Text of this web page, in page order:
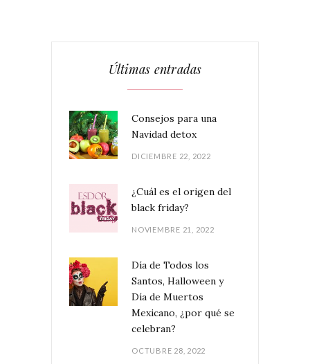
Últimas entradas
Consejos para una
Navidad detox
DICIEMBRE 22, 2022
¿Cuál es el origen del
black friday?
NOVIEMBRE 21, 2022
Día de Todos los
Santos, Halloween y
Día de Muertos
Mexicano, ¿por qué se
celebran?
OCTUBRE 28, 2022